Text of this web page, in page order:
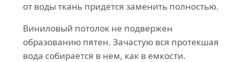
от воды ткань придется заменить полностью.
Виниловый потолок не подвержен
образованию пятен. Зачастую вся протекшая
вода собирается в нем, как в емкости.